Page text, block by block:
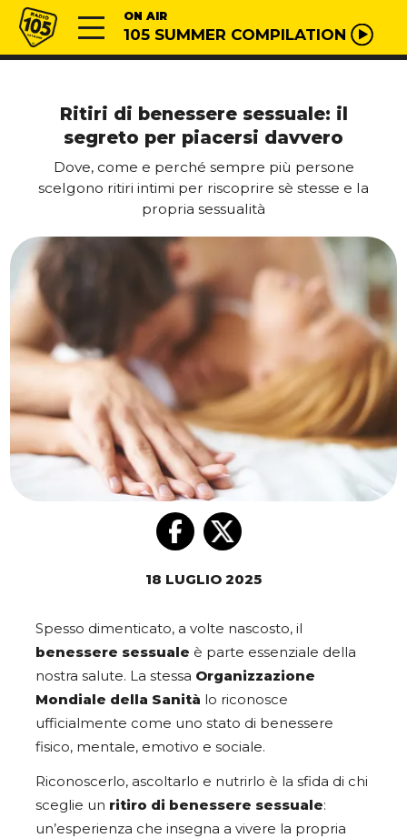
Vai al contenuto
Radio 105 ON AIR
105 SUMMER COMPILATION
Ritiri di benessere sessuale: il
segreto per piacersi davvero
Dove, come e perché sempre più persone
scelgono ritiri intimi per riscoprire sè stesse e la
propria sessualità
18 LUGLIO 2025
Spesso dimenticato, a volte nascosto, il
benessere sessuale è parte essenziale della
nostra salute. La stessa Organizzazione
Mondiale della Sanità lo riconosce
ufficialmente come uno stato di benessere
fisico, mentale, emotivo e sociale.
Riconoscerlo, ascoltarlo e nutrirlo è la sfida di chi
sceglie un ritiro di benessere sessuale:
un’esperienza che insegna a vivere la propria